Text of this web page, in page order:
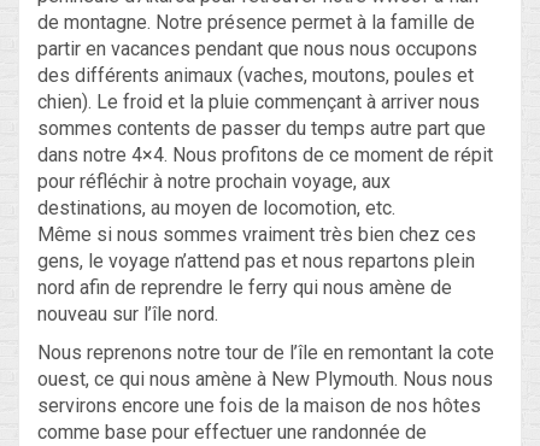
de montagne. Notre présence permet à la famille de
partir en vacances pendant que nous nous occupons
des différents animaux (vaches, moutons, poules et
chien). Le froid et la pluie commençant à arriver nous
sommes contents de passer du temps autre part que
dans notre 4×4. Nous profitons de ce moment de répit
pour réfléchir à notre prochain voyage, aux
destinations, au moyen de locomotion, etc.
Même si nous sommes vraiment très bien chez ces
gens, le voyage n’attend pas et nous repartons plein
nord afin de reprendre le ferry qui nous amène de
nouveau sur l’île nord.
Nous reprenons notre tour de l’île en remontant la cote
ouest, ce qui nous amène à New Plymouth. Nous nous
servirons encore une fois de la maison de nos hôtes
comme base pour effectuer une randonnée de